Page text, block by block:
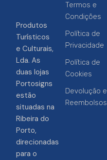
Produtos
Turísticos
e Culturais,
Lda. As
duas lojas
Portosigns
estão
situadas na
Ribeira do
Porto,
direcionadas
para o
Termos e
Condições
Política de
Privacidade
Política de
Cookies
Devolução e
Reembolsos